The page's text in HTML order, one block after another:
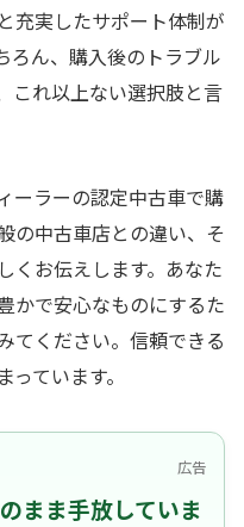
充実したサポート体制が
ろん、購入後のトラブル
これ以上ない選択肢と言
ーラーの認定中古車で購
の中古車店との違い、そ
くお伝えします。あなた
かで安心なものにするた
てください。信頼できる
ています。
広告
まま手放していま